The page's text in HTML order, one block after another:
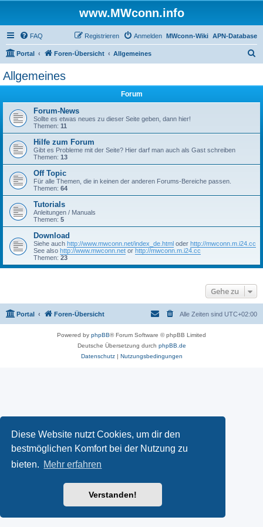
Diese Website nutzt Cookies, um dir den
bestmöglichen Komfort bei der Nutzung zu
bieten. Mehr erfahren
Verstanden!
www.MWconn.info
FAQ APN-Database
MWconn-Wiki
Anmelden
Registrieren
Portal Foren-Übersicht Allgemeines
Allgemeines
Forum
Forum-News
Sollte es etwas neues zu dieser Seite geben, dann hier!
Themen: 11
Hilfe zum Forum
Gibt es Probleme mit der Seite? Hier darf man auch als Gast schreiben
Themen: 13
Off Topic
Für alle Themen, die in keinen der anderen Forums-Bereiche passen.
Themen: 64
Tutorials
Anleitungen / Manuals
Themen: 5
Download
Siehe auch http://www.mwconn.net/index_de.html oder http://mwconn.m.i24.cc
See also http://www.mwconn.net or http://mwconn.m.i24.cc
Themen: 23
Gehe zu
Portal Foren-Übersicht Alle Zeiten sind UTC+02:00
Powered by phpBB® Forum Software © phpBB Limited
Deutsche Übersetzung durch phpBB.de
Datenschutz| Nutzungsbedingungen